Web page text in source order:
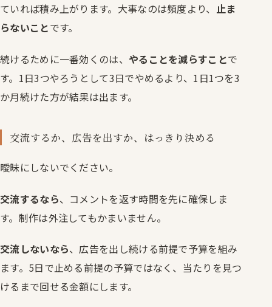
ていれば積み上がります。大事なのは頻度より、 止ま
らないことです。
続けるために一番効くのは、 やることを減らすことで
す。1日3つやろうとして3日でやめるより、1日1つを3
か月続けた方が結果は出ます。
交流するか、広告を出すか、はっきり決める
曖昧にしないでください。
交流するなら、コメントを返す時間を先に確保しま
す。制作は外注してもかまいません。
交流しないなら、広告を出し続ける前提で予算を組み
ます。5日で止める前提の予算ではなく、当たりを見つ
けるまで回せる金額にします。